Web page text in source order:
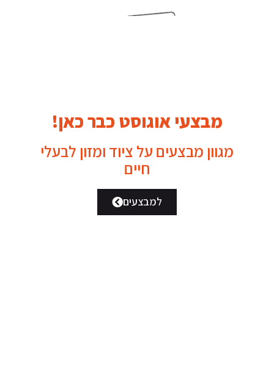
מוצרים נוספים שאולי
מחיר מיוחד לזוג
מבצעי אוגוסט כבר כאן!
מגוון מבצעים על ציוד ומזון לבעלי
חיים
למבצעים